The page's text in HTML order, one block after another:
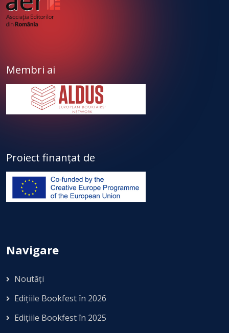
Membri ai
Proiect finanțat de
Navigare
Noutăți
Edițiile Bookfest în 2026
Edițiile Bookfest în 2025